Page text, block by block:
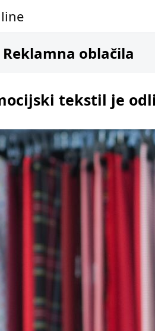
Reklamna oblačila
tekstil je